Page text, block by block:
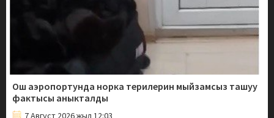
Ош аэропортунда норка терилерин мыйзамсыз ташуу
фактысы аныкталды